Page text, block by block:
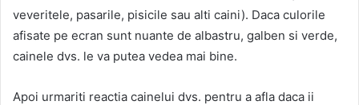
veveritele, pasarile, pisicile sau alti caini). Daca culorile
afisate pe ecran sunt nuante de albastru, galben si verde,
cainele dvs. le va putea vedea mai bine.
Apoi urmariti reactia cainelui dvs. pentru a afla daca ii